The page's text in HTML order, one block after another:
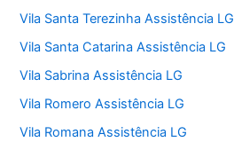
Vila Santa Terezinha Assistência LG
Vila Santa Catarina Assistência LG
Vila Sabrina Assistência LG
Vila Romero Assistência LG
Vila Romana Assistência LG